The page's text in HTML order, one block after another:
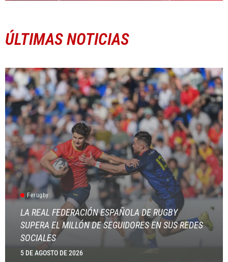
ÚLTIMAS NOTICIAS
Ferugby
LA REAL FEDERACIÓN ESPAÑOLA DE RUGBY
SUPERA EL MILLÓN DE SEGUIDORES EN SUS REDES
SOCIALES
5 DE AGOSTO DE 2026